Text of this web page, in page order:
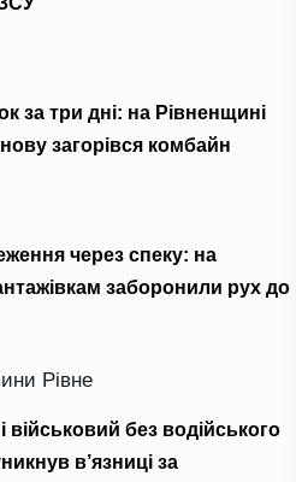
за три дні: на Рівненщині
загорівся комбайн
через спеку: на
заборонили рух до
Рівне
військовий без водійського
в’язниці за